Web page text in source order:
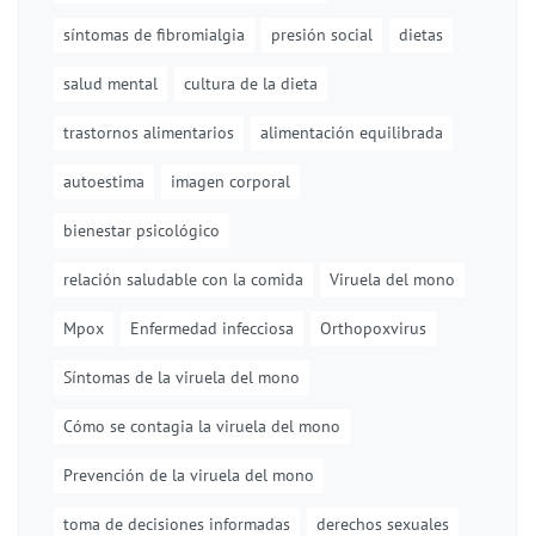
síntomas de fibromialgia presión social dietas
salud mental cultura de la dieta
trastornos alimentarios alimentación equilibrada
autoestima imagen corporal
bienestar psicológico
relación saludable con la comida Viruela del mono
Mpox Enfermedad infecciosa Orthopoxvirus
Síntomas de la viruela del mono
Cómo se contagia la viruela del mono
Prevención de la viruela del mono
toma de decisiones informadas derechos sexuales